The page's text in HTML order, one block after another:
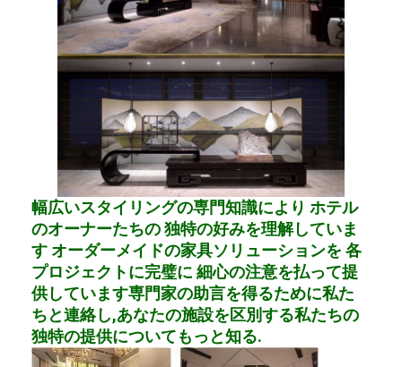
幅広いスタイリングの専門知識により ホテル
のオーナーたちの 独特の好みを理解していま
す オーダーメイドの家具ソリューションを 各
プロジェクトに完璧に 細心の注意を払って提
供しています専門家の助言を得るために私た
ちと連絡し,あなたの施設を区別する私たちの
独特の提供についてもっと知る.